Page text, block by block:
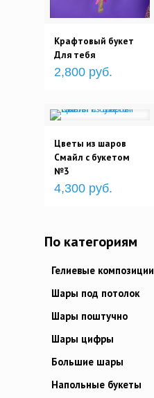
Крафтовый букет
Для тебя
2,800 руб.
Цветы из шаров
Смайл с букетом
№3
4,300 руб.
По категориям
Гелиевые композиции
Шары под потолок
Шары поштучно
Шары цифры
Большие шары
Напольные букеты